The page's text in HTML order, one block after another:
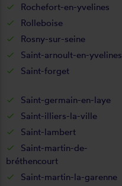
Rochefort-en-yvelines
Rolleboise
Rosny-sur-seine
Saint-arnoult-en-yvelines
Saint-forget
Saint-germain-en-laye
Saint-illiers-la-ville
Saint-lambert
Saint-martin-de-
bréthencourt
Saint-martin-la-garenne